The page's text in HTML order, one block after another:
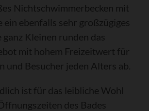
Nichtschwimmerbecken mit
ein ebenfalls sehr großzügiges
ganz Kleinen runden das
mit hohem Freizeitwert für
und Besucher jeden Alters ab.
ist für das leibliche Wohl
des Bades